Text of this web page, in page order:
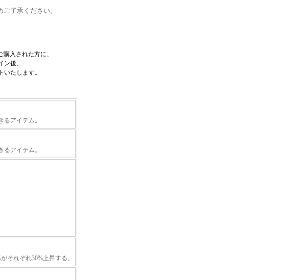
了承ください。
入された方に、
後、
たします。
アイテム。
アイテム。
それぞれ30%上昇する。